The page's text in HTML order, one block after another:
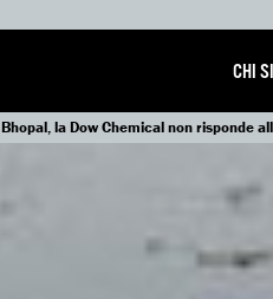
CHI
Bhopal, la Dow Chemical non risponde